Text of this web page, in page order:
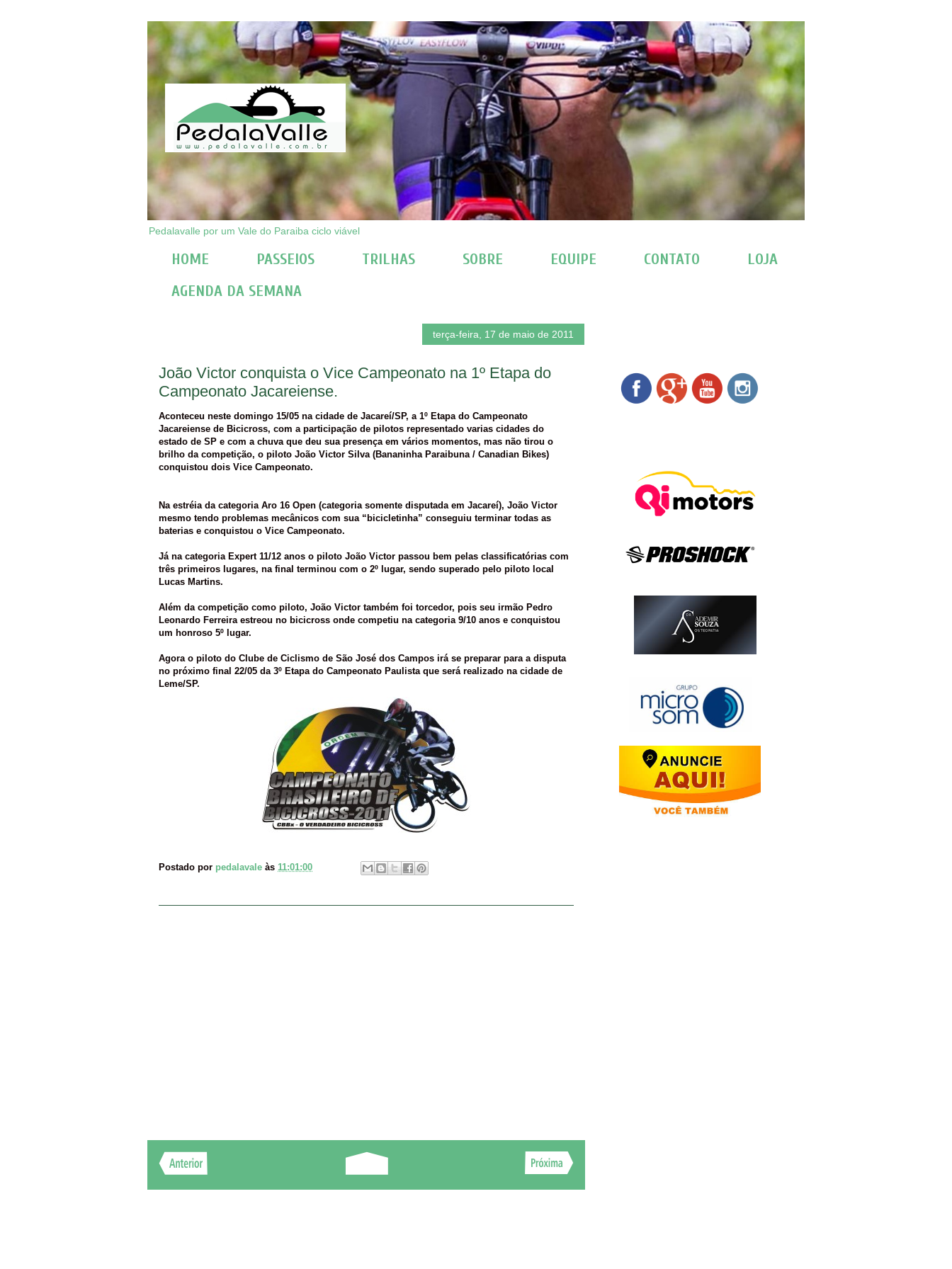
Pedalavalle por um Vale do Paraiba ciclo viável
HOME PASSEIOS TRILHAS SOBRE EQUIPE CONTATO
LOJA
AGENDA DA SEMANA
terça-feira, 17 de maio de 2011
João Victor conquista o Vice Campeonato na 1º Etapa do
Campeonato Jacareiens​e.
Aconteceu neste domingo 15/05 na cidade de Jacareí/SP, a 1º Etapa do Campeonato
Jacareiense de Bicicross, com a participação de pilotos representado varias cidades do
estado de SP e com a chuva que deu sua presença em vários momentos, mas não tirou o
brilho da competição, o piloto João Victor Silva (Bananinha Paraibuna / Canadian Bikes)
conquistou dois Vice Campeonato.
Na estréia da categoria Aro 16 Open (categoria somente disputada em Jacareí), João Victor
mesmo tendo problemas mecânicos com sua “bicicletinha” conseguiu terminar todas as
baterias e conquistou o Vice Campeonato.
Já na categoria Expert 11/12 anos o piloto João Victor passou bem pelas classificatórias com
três primeiros lugares, na final terminou com o 2º lugar, sendo superado pelo piloto local
Lucas Martins.
Além da competição como piloto, João Victor também foi torcedor, pois seu irmão Pedro
Leonardo Ferreira estreou no bicicross onde competiu na categoria 9/10 anos e conquistou
um honroso 5º lugar.
Agora o piloto do Clube de Ciclismo de São José dos Campos irá se preparar para a disputa
no próximo final 22/05 da 3º Etapa do Campeonato Paulista que será realizado na cidade de
Leme/SP.
Postado por pedalavale às 11:01:00